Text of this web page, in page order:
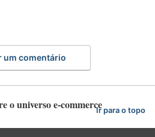
um comentário
o universo e-commerceIr para o topo